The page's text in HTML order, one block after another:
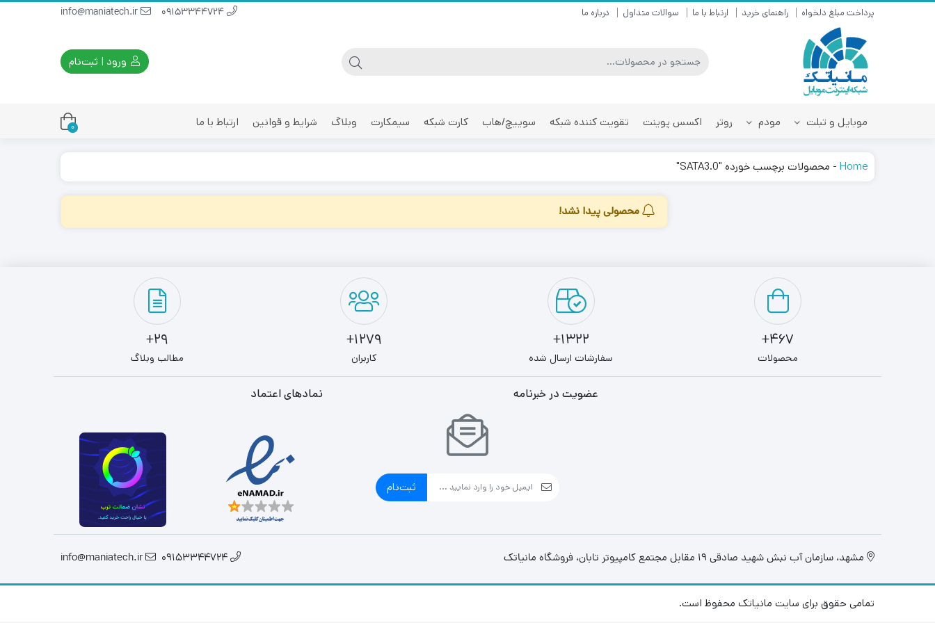
پرداخت مبلغ دلخواه راهنمای خرید ارتباط با ما سوالات متداول درباره ما
ورود | ثبت‌نام
موبایل و تبلت مودم روتر اکسس پوینت تقویت کننده شبکه سوییچ/هاب کارت شبکه سیمکارت وبلاگ شرایط و قوانین ارتباط با ما 0
Home
- محصولات برچسب خورده "SATA3.0"
محصولی پیدا نشد!
467+
محصولات
1322+
سفارشات ارسال شده
1279+
کاربران
29+
مطالب وبلاگ
عضویت در خبرنامه
ثبت‌نام
نمادهای اعتماد
مشهد، سازمان آب نبش شهید صادقی 19 مقابل مجتمع کامپیوتر تابان، فروشگاه مانیاتک 09153344724
info@maniatech.ir
تمامی حقوق برای سایت مانیاتک محفوظ است.